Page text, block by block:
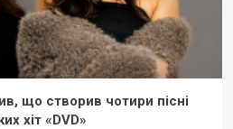
що створив чотири пісні
хіт «DVD»